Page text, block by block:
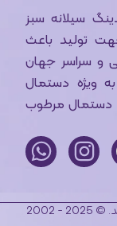
سیلانه سبز
تولید باعث
و سراسر جهان
ویژه دستمال
دستمال مرطوب